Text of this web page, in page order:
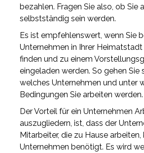
bezahlen. Fragen Sie also, ob Sie
selbstständig sein werden.
Es ist empfehlenswert, wenn Sie
Unternehmen in Ihrer
finden und zu einem
eingeladen werden. So gehen Sie
welches Unternehmen und unter
Bedingungen Sie arbeiten werden.
Der Vorteil für ein Unternehmen
auszugliedern, ist, dass der
Mitarbeiter, die zu Hause
Unternehmen benötigt. Es wird